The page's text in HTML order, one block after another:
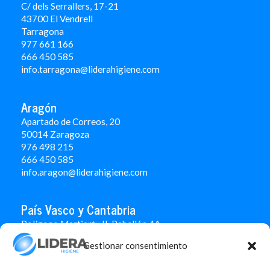
Gestionar consentimiento
C/ dels Serrallers, 17-21
43700 El Vendrell
Tarragona
977 661 166
666 450 585
info.tarragona@liderahigiene.com
Aragón
Apartado de Correos, 20
50014 Zaragoza
976 498 215
666 450 585
info.aragon@liderahigiene.com
País Vasco y Cantabria
Polígono Martiartu II. Pabellón 4A
48480 Arrigorriaga
Bizkaia